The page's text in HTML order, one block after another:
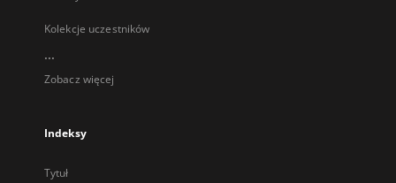
Kolekcje uczestników
...
Zobacz więcej
Indeksy
Tytuł